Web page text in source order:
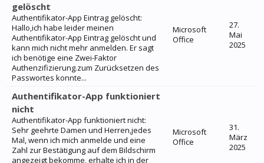
gelöscht
Authentifikator-App Eintrag gelöscht:
Hallo,ich habe leider meinen
Authentifikator-App Eintrag gelöscht und
kann mich nicht mehr anmelden. Er sagt
ich benötige eine Zwei-Faktor
Authenzifizierung.zum Zurücksetzen des
Passwortes konnte...
Microsoft
Office
27.
Mai
2025
Authentifikator-App funktioniert
nicht
Authentifikator-App funktioniert nicht:
Sehr geehrte Damen und Herren,jedes
Mal, wenn ich mich anmelde und eine
Zahl zur Bestätigung auf dem Bildschirm
angezeigt bekomme, erhalte ich in der
Microsoft
Office
31.
März
2025